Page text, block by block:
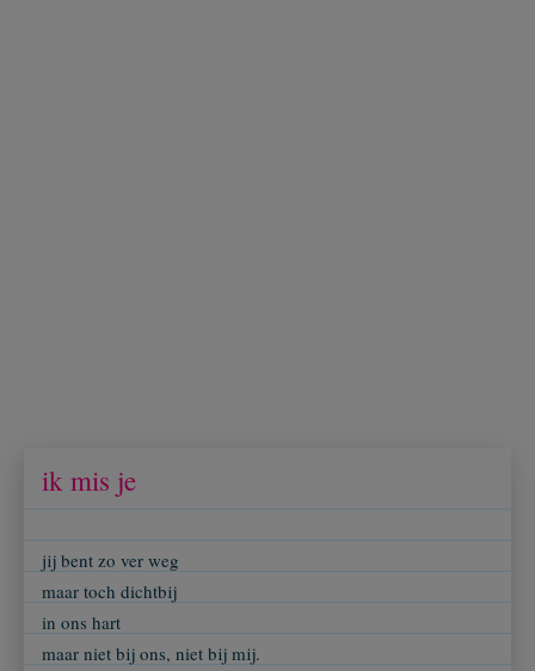
ik mis je
jij bent zo ver weg
maar toch dichtbij
in ons hart
maar niet bij ons, niet bij mij.